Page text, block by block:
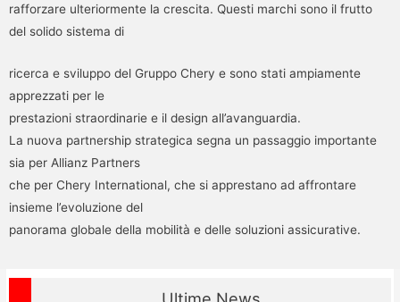
rafforzare ulteriormente la crescita. Questi marchi sono il frutto
del solido sistema di
ricerca e sviluppo del Gruppo Chery e sono stati ampiamente
apprezzati per le
prestazioni straordinarie e il design all’avanguardia.
La nuova partnership strategica segna un passaggio importante
sia per Allianz Partners
che per Chery International, che si apprestano ad affrontare
insieme l’evoluzione del
panorama globale della mobilità e delle soluzioni assicurative.